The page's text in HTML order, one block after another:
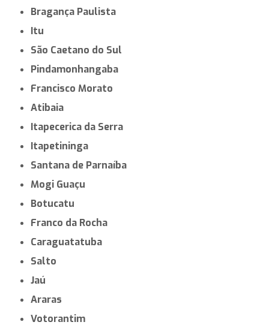
Bragança Paulista
Itu
São Caetano do Sul
Pindamonhangaba
Francisco Morato
Atibaia
Itapecerica da Serra
Itapetininga
Santana de Parnaíba
Mogi Guaçu
Botucatu
Franco da Rocha
Caraguatatuba
Salto
Jaú
Araras
Votorantim